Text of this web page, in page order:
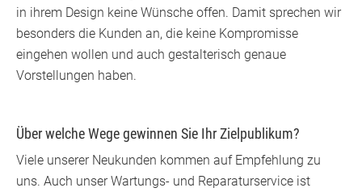
in ihrem Design keine Wünsche offen. Damit sprechen wir
besonders die Kunden an, die keine Kompromisse
eingehen wollen und auch gestalterisch genaue
Vorstellungen haben.
Über welche Wege gewinnen Sie Ihr Zielpublikum?
Viele unserer Neukunden kommen auf Empfehlung zu
uns. Auch unser Wartungs- und Reparaturservice ist